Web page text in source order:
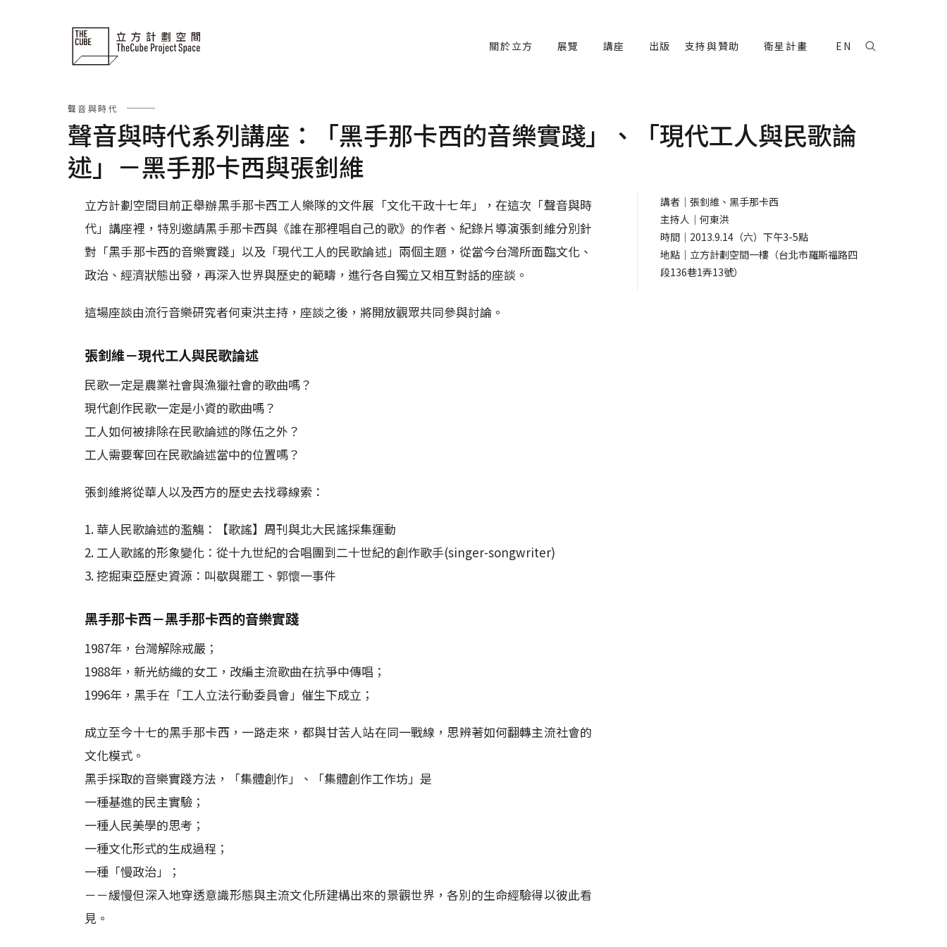
關於立方 展覽 講座 出版 支持與贊助 衛星計畫 EN
聲音與時代
聲音與時代系列講座：「黑手那卡西的音樂實踐」、「現代工人與民歌論
述」－黑手那卡西與張釗維
立方計劃空間目前正舉辦黑手那卡西工人樂隊的文件展「文化干政十七年」，在這次「聲音與時
代」講座裡，特別邀請黑手那卡西與《誰在那裡唱自己的歌》的作者、紀錄片導演張釗維分別針
對「黑手那卡西的音樂實踐」以及「現代工人的民歌論述」兩個主題，從當今台灣所面臨文化、
政治、經濟狀態出發，再深入世界與歷史的範疇，進行各自獨立又相互對話的座談。
這場座談由流行音樂研究者何東洪主持，座談之後，將開放觀眾共同參與討論。
張釗維－現代工人與民歌論述
民歌一定是農業社會與漁獵社會的歌曲嗎？
現代創作民歌一定是小資的歌曲嗎？
工人如何被排除在民歌論述的隊伍之外？
工人需要奪回在民歌論述當中的位置嗎？
張釗維將從華人以及西方的歷史去找尋線索：
1. 華人民歌論述的濫觴：【歌謠】周刊與北大民謠採集運動
2. 工人歌謠的形象變化：從十九世紀的合唱團到二十世紀的創作歌手(singer-songwriter)
3. 挖掘東亞歷史資源：叫歇與罷工、郭懷一事件
黑手那卡西－黑手那卡西的音樂實踐
1987年，台灣解除戒嚴；
1988年，新光紡織的女工，改編主流歌曲在抗爭中傳唱；
1996年，黑手在「工人立法行動委員會」催生下成立；
成立至今十七的黑手那卡西，一路走來，都與甘苦人站在同一戰線，思辨著如何翻轉主流社會的
文化模式。
黑手採取的音樂實踐方法，「集體創作」、「集體創作工作坊」是
一種基進的民主實驗；
一種人民美學的思考；
一種文化形式的生成過程；
一種「慢政治」；
－－緩慢但深入地穿透意識形態與主流文化所建構出來的景觀世界，各別的生命經驗得以彼此看
見。
講者｜張釗維、黑手那卡西
主持人｜何東洪
時間｜2013.9.14（六）下午3-5點
地點｜立方計劃空間一樓（台北市羅斯福路四
段136巷1弄13號）